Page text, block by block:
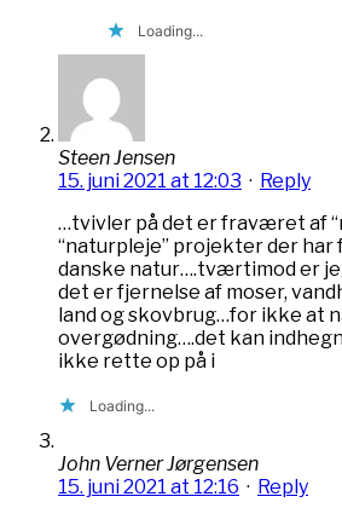
Loading...
Steen Jensen
15. juni 2021 at 12:03 · Reply
…tvivler på det er fraværet af
“naturpleje” projekter der
danske natur….tværtimod er
det er fjernelse af moser,
land og skovbrug…for ikke at
overgødning….det kan
ikke rette op på i
Loading...
John Verner Jørgensen
15. juni 2021 at 12:16 · Reply